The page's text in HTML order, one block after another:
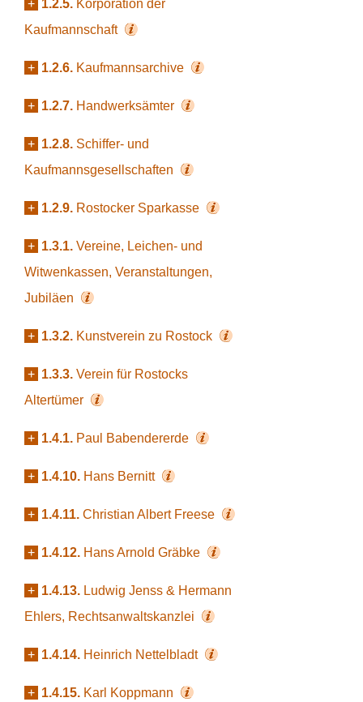
+ 1.2.5. Korporation der
Kaufmannschaft
+ 1.2.6. Kaufmannsarchive
+ 1.2.7. Handwerksämter
+ 1.2.8. Schiffer- und
Kaufmannsgesellschaften
+ 1.2.9. Rostocker Sparkasse
+ 1.3.1. Vereine, Leichen- und
Witwenkassen, Veranstaltungen,
Jubiläen
+ 1.3.2. Kunstverein zu Rostock
+ 1.3.3. Verein für Rostocks
Altertümer
+ 1.4.1. Paul Babendererde
+ 1.4.10. Hans Bernitt
+ 1.4.11. Christian Albert Freese
+ 1.4.12. Hans Arnold Gräbke
+ 1.4.13. Ludwig Jenss & Hermann
Ehlers, Rechtsanwaltskanzlei
+ 1.4.14. Heinrich Nettelbladt
+ 1.4.15. Karl Koppmann